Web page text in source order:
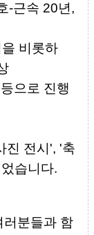
-근속 20년,
비롯하
으로 진행
진 전시', '축
습니다.
러분들과 함